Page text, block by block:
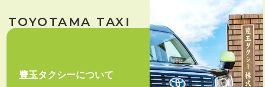
TOYOTAMA TAXI
豊玉タクシーについて